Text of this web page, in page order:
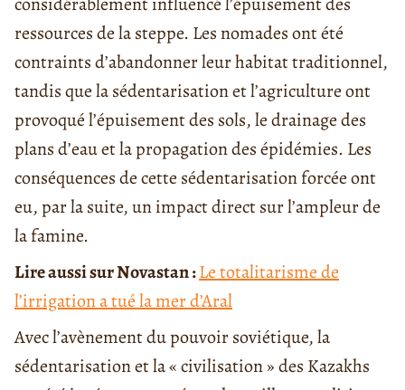
ressources de la steppe. Les nomades ont été
contraints d’abandonner leur habitat traditionnel,
tandis que la sédentarisation et l’agriculture ont
provoqué l’épuisement des sols, le drainage des
plans d’eau et la propagation des épidémies. Les
conséquences de cette sédentarisation forcée ont
eu, par la suite, un impact direct sur l’ampleur de
la famine.
Lire aussi sur Novastan :Le totalitarisme de
l’irrigation a tué la mer d’Aral
Avec l’avènement du pouvoir soviétique, la
sédentarisation et la « civilisation » des Kazakhs